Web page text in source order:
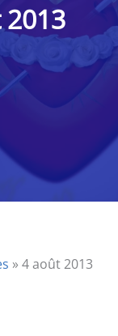
»4 août 2013